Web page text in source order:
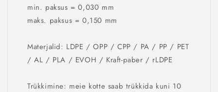
min. paksus = 0,030 mm
maks. paksus = 0,150 mm
Materjalid: LDPE / OPP / CPP / PA / PP / PET
/ AL / PLA / EVOH / Kraft-paber / rLDPE
Trükkimine: meie kotte saab trükkida kuni 10